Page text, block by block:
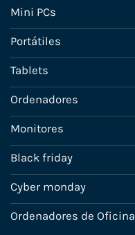
Mini PCs
Portátiles
Tablets
Ordenadores
Monitores
Black friday
Cyber monday
Ordenadores de Oficina